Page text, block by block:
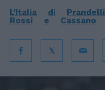
L'Italia di Prandelli
Rossi
e Cassano